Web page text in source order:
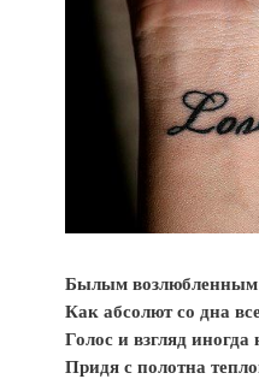
Былым возлюбленным
Как абсолют со дна
Голос и взгляд иногда
Придя с полотна